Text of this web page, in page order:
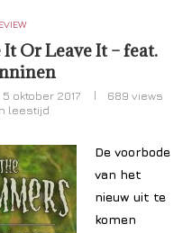
Or Leave It – feat.
5 oktober 2017 689 views
leestijd
De voorbode
van het
nieuw uit te
komen